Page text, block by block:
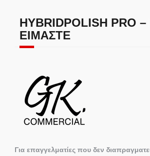
HYBRIDPOLISH PRO –
ΕΊΜΑΣΤΕ
Για επαγγελματίες που δεν